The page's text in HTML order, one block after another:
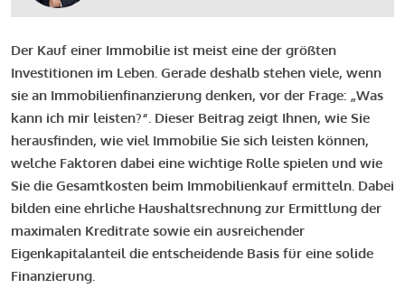
Der Kauf einer Immobilie ist meist eine der größten
Investitionen im Leben. Gerade deshalb stehen viele, wenn
sie an Immobilienfinanzierung denken, vor der Frage: „Was
kann ich mir leisten?“. Dieser Beitrag zeigt Ihnen, wie Sie
herausfinden, wie viel Immobilie Sie sich leisten können,
welche Faktoren dabei eine wichtige Rolle spielen und wie
Sie die Gesamtkosten beim Immobilienkauf ermitteln. Dabei
bilden eine ehrliche Haushaltsrechnung zur Ermittlung der
maximalen Kreditrate sowie ein ausreichender
Eigenkapitalanteil die entscheidende Basis für eine solide
Finanzierung.